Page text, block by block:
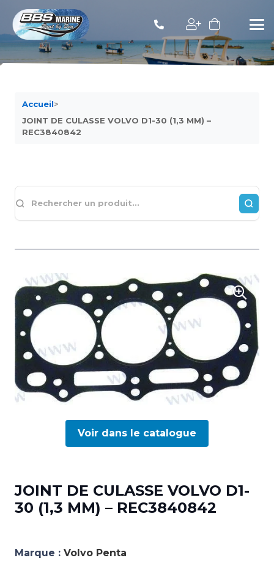
Accueil>
JOINT DE CULASSE VOLVO D1-30 (1,3 MM) –
REC3840842
Voir dans le catalogue
JOINT DE CULASSE VOLVO D1-
30 (1,3 MM) – REC3840842
Marque : Volvo Penta